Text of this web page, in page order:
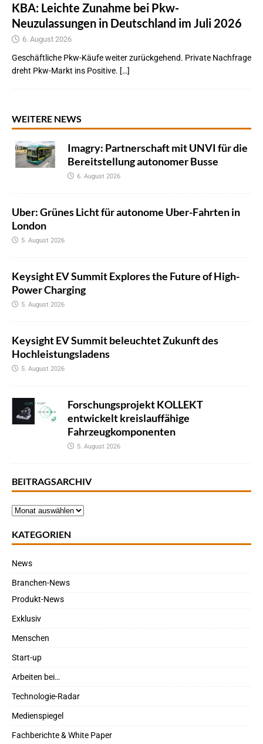
KBA: Leichte Zunahme bei Pkw-
Neuzulassungen in Deutschland im Juli 2026
6. August 2026
Geschäftliche Pkw-Käufe weiter zurückgehend. Private Nachfrage
dreht Pkw-Markt ins Positive. […]
WEITERE NEWS
Imagry: Partnerschaft mit UNVI für die
Bereitstellung autonomer Busse
6. August 2026
Uber: Grünes Licht für autonome Uber-Fahrten in
London
5. August 2026
Keysight EV Summit Explores the Future of High-
Power Charging
5. August 2026
Keysight EV Summit beleuchtet Zukunft des
Hochleistungsladens
5. August 2026
Forschungsprojekt KOLLEKT
entwickelt kreislauffähige
Fahrzeugkomponenten
5. August 2026
BEITRAGSARCHIV
KATEGORIEN
News
Branchen-News
Produkt-News
Exklusiv
Menschen
Start-up
Arbeiten bei…
Technologie-Radar
Medienspiegel
Fachberichte & White Paper